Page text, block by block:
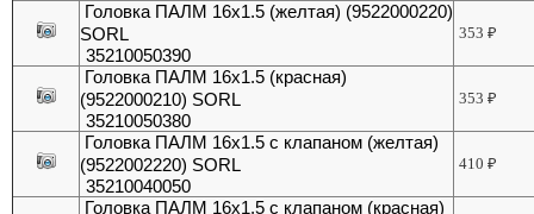
Головка ПАЛМ 16х1.5 (желтая) (9522000220)
SORL
35210050390
353₽
Головка ПАЛМ 16х1.5 (красная)
(9522000210) SORL
35210050380
353₽
Головка ПАЛМ 16х1.5 с клапаном (желтая)
(9522002220) SORL
35210040050
410₽
Головка ПАЛМ 16х1.5 с клапаном (красная)